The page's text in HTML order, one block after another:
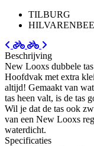
TILBURG
Beschrijving
New Looxs dubbele
Hoofdvak met extra
altijd! Gemaakt van
tas heen valt, is de tas
Wil je dat de tas ook
van een New Looxs
waterdicht.
Specificaties